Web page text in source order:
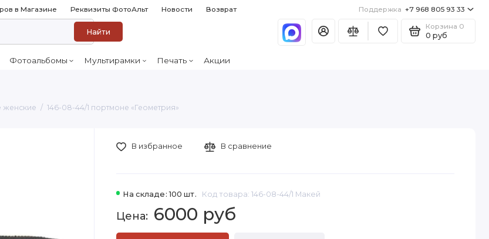
в Магазине Реквизиты ФотоАльт Новости Возврат Поддержка +7 968 805 93 33
Найти
Корзина 0
0 руб
Фотоальбомы Мультирамки Печать Акции
женские 146-08-44/1 портмоне «Геометрия»
На складе: 100 шт. Код товара: 146-08-44/1 Макей
6000 руб
В избранное В сравнение